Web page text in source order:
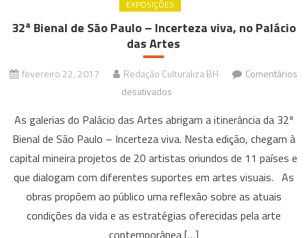
EXPOSIÇÕES
32ª Bienal de São Paulo – Incerteza viva, no Palácio
das Artes
fevereiro 22, 2017 Redação Culturaliza BH
Comentários
desativados
Bienal
de
São
Paulo
–
Incerteza
viva,
As galerias do Palácio das Artes abrigam a itinerância da 32ª
Bienal de São Paulo – Incerteza viva. Nesta edição, chegam à
capital mineira projetos de 20 artistas oriundos de 11 países e
que dialogam com diferentes suportes em artes visuais. As
obras propõem ao público uma reflexão sobre as atuais
condições da vida e as estratégias oferecidas pela arte
contemporânea […]